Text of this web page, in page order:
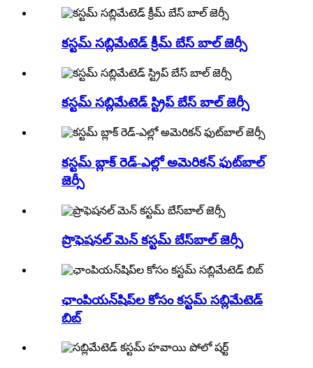
కస్టమ్ సబ్లిమేటెడ్ క్రీమ్ బేస్ బాల్ జెర్సీ
కస్టమ్ సబ్లిమేటెడ్ స్ట్రిప్ బేస్ బాల్ జెర్సీ
కస్టమ్ బ్లాక్ రెడ్-ఎల్లో అమెరికన్ ఫుట్‌బాల్
జెర్సీ
ప్రొఫెషనల్ మెన్ కస్టమ్ బేస్‌బాల్ జెర్సీ
ఛాంపియన్‌షిప్‌ల కోసం కస్టమ్ సబ్లిమేటెడ్
బిబ్